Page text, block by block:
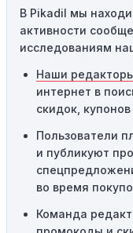
промокоды
порога покупки,
сумма в корзине
код не сработает.
Географические
промокодов
местами или
пределами
применяться.
предназначены
В Pikadil мы
активности
исследованиям
Наши
интернет в
скидок,
Пользователи
и публикуют
во время
Команда